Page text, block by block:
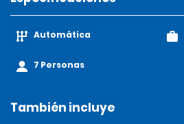
Automática
7 Personas
También incluye